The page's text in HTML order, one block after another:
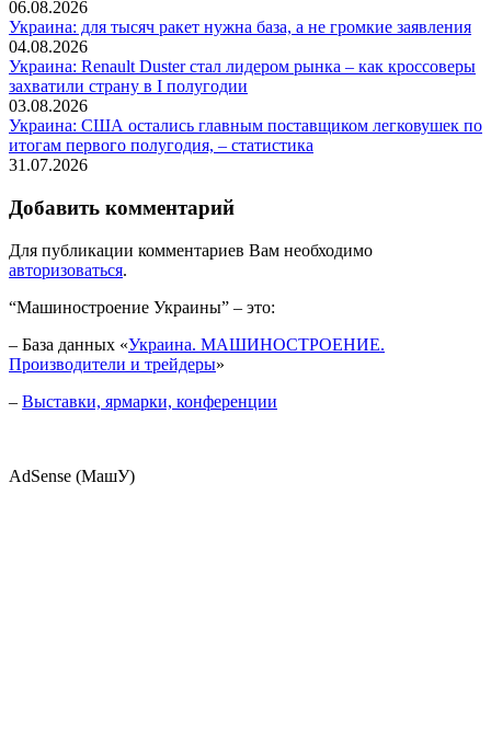
06.08.2026
Украина: для тысяч ракет нужна база, а не громкие заявления
04.08.2026
Украина: Renault Duster стал лидером рынка – как кроссоверы
захватили страну в I полугодии
03.08.2026
Украина: США остались главным поставщиком легковушек по
итогам первого полугодия, – статистика
31.07.2026
Добавить комментарий
Для публикации комментариев Вам необходимо
авторизоваться.
“Машиностроение Украины” – это:
– База данных «Украина. МАШИНОСТРОЕНИЕ.
Производители и трейдеры»
– Выставки, ярмарки, конференции
AdSense (МашУ)